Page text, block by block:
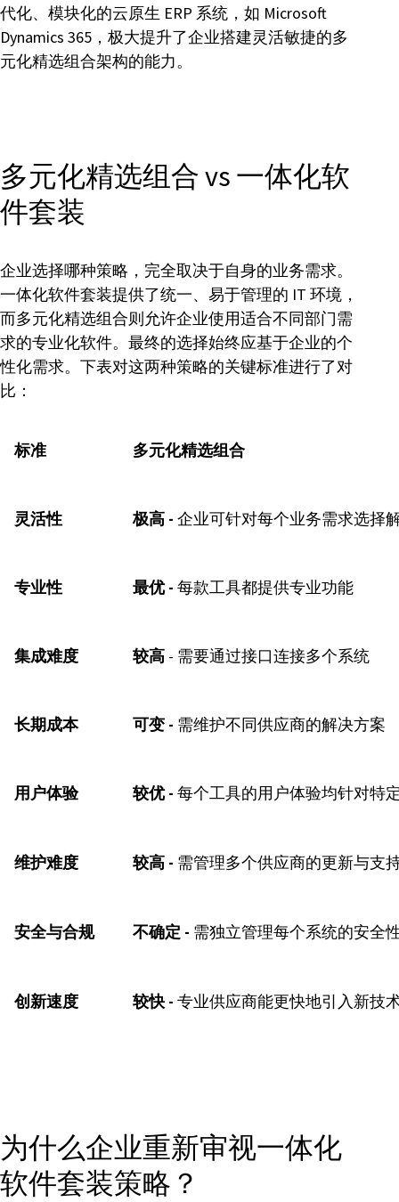
代化、模块化的云原生 ERP 系统，如 Microsoft
Dynamics 365，极大提升了企业搭建灵活敏捷的多
元化精选组合架构的能力。
多元化精选组合 vs 一体化软
件套装
企业选择哪种策略，完全取决于自身的业务需求。
一体化软件套装提供了统一、易于管理的 IT 环境，
而多元化精选组合则允许企业使用适合不同部门需
求的专业化软件。最终的选择始终应基于企业的个
性化需求。下表对这两种策略的关键标准进行了对
比：
标准 多元化精选组合
灵活性 极高 - 企业可针对每个业务需求选择
专业性 最优 - 每款工具都提供专业功能
集成难度 较高 - 需要通过接口连接多个系统
长期成本 可变 - 需维护不同供应商的解决方案
用户体验 较优 - 每个工具的用户体验均针对特
维护难度 较高 - 需管理多个供应商的更新与支
安全与合规 不确定 - 需独立管理每个系统的安全
创新速度 较快 - 专业供应商能更快地引入新技
为什么企业重新审视一体化
软件套装策略？